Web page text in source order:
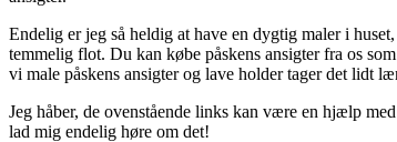
Endelig er jeg så heldig at have en dygtig maler i
temmelig flot. Du kan købe påskens ansigter fra os
vi male påskens ansigter og lave holder tager det lidt
Jeg håber, de ovenstående links kan være en hjælp
lad mig endelig høre om det!